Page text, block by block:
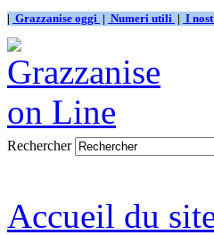
| Grazzanise oggi | Numeri utili | I
Rechercher
Accueil du